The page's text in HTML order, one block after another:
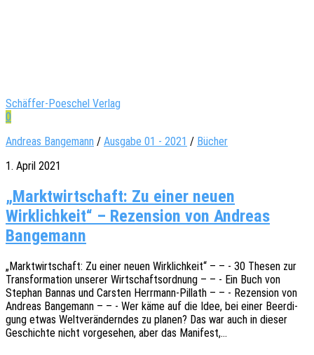
Schäffer-Poeschel Verlag
0
Andreas Bangemann / Ausgabe 01 - 2021 / Bücher
1. April 2021
„Marktwirtschaft: Zu einer neuen
Wirklichkeit“ – Rezension von Andreas
Bangemann
„Markt­wirt­schaft: Zu einer neuen Wirk­lich­keit“ – – - 30 Thesen zur
Trans­for­ma­ti­on unse­rer Wirt­schafts­ord­nung – – - Ein Buch von
Stephan Bannas und Cars­ten Herr­mann-Pillath – – - Rezen­si­on von
Andre­as Bange­mann – – - Wer käme auf die Idee, bei einer Beer­di­
gung etwas Welt­ver­än­dern­des zu planen? Das war auch in dieser
Geschich­te nicht vorge­se­hen, aber das Manifest,…